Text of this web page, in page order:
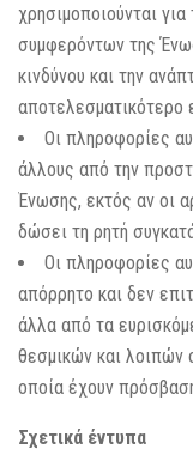
χρησιμοποιούνται
συμφερόντων της
κινδύνου και την
αποτελεσματικότερο
Οι πληροφορίες
άλλους από την
Ένωσης, εκτός αν οι
δώσει τη ρητή
Οι πληροφορίες
απόρρητο και δεν
άλλα από τα
θεσμικών και λοιπών
οποία έχουν
Σχετικά έντυπα